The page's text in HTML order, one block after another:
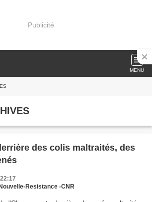
Publicité
MENU
des colis maltraités, des
Resistance -CNR